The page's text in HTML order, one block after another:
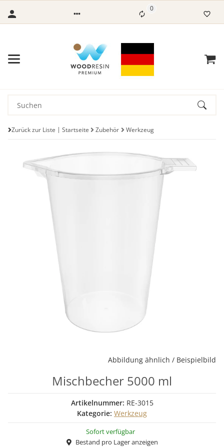
0
Zurück zur Liste Startseite Zubehör Werkzeug
Abbildung ähnlich / Beispielbild
Mischbecher 5000 ml
Artikelnummer: RE-3015
Kategorie: Werkzeug
Sofort verfügbar
Bestand pro Lager anzeigen